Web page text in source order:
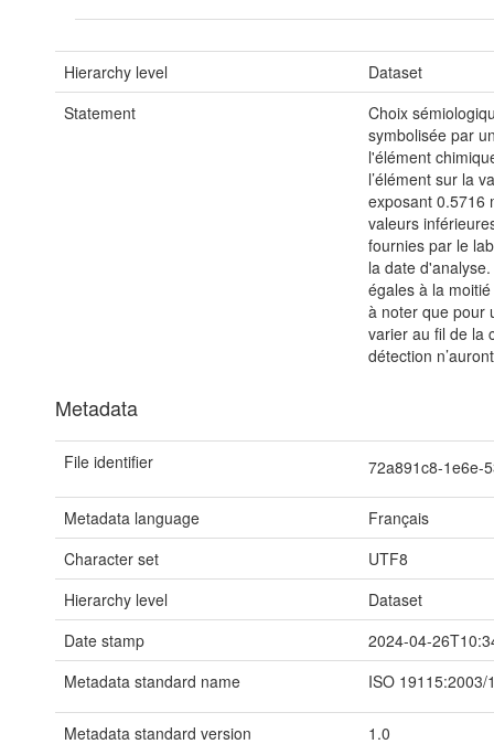
Hierarchy level
Dataset
Statement
Choix
symbolisée par
l'élément
l’élément sur la
exposant 0.5716
valeurs
fournies par le
la date
égales à la
à noter que pour
varier au fil de la
détection
Metadata
File identifier 72a891c8-1e6e-
Metadata language
Français
Character set
UTF8
Hierarchy level
Dataset
Date stamp
2024-04-
Metadata standard name
ISO 19115:2003/
Metadata standard version 1.0